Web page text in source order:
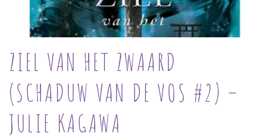
ZIEL VAN HET ZWAARD
(SCHADUW VAN DE VOS #2) –
JULIE KAGAWA